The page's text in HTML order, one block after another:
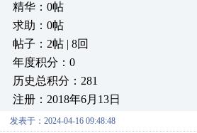
精华：0帖
求助：0帖
帖子：2帖 | 8回
年度积分：0
历史总积分：281
注册：2018年6月13日
发表于：2024-04-16 09:48:48